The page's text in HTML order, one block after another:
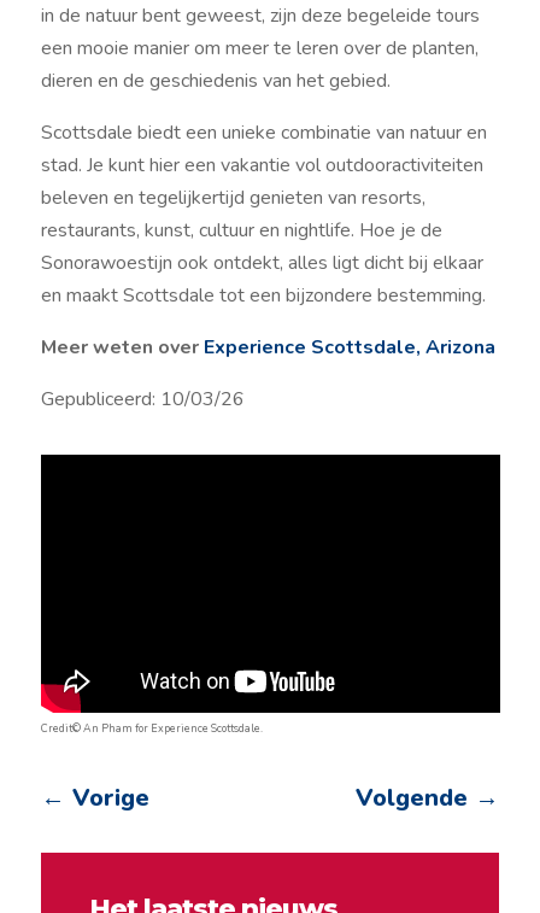
in de natuur bent geweest, zijn deze begeleide tours
een mooie manier om meer te leren over de planten,
dieren en de geschiedenis van het gebied.
Scottsdale biedt een unieke combinatie van natuur en
stad. Je kunt hier een vakantie vol outdooractiviteiten
beleven en tegelijkertijd genieten van resorts,
restaurants, kunst, cultuur en nightlife. Hoe je de
Sonorawoestijn ook ontdekt, alles ligt dicht bij elkaar
en maakt Scottsdale tot een bijzondere bestemming.
Meer weten over Experience Scottsdale, Arizona
Gepubliceerd: 10/03/26
Credit© An Pham for Experience Scottsdale.
← Vorige Volgende →